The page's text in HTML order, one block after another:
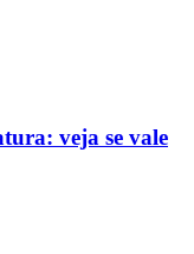
veja se vale